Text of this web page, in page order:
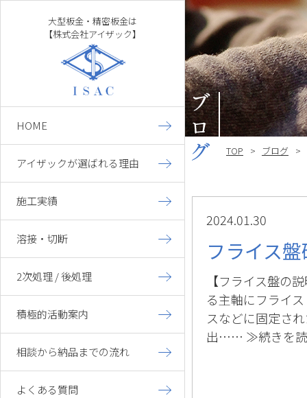
大型板金・精密板金は
【株式会社アイザック】
HOME
アイザックが選ばれる理由
施工実績
溶接・切断
2次処理 / 後処理
積極的活動案内
相談から納品までの流れ
よくある質問
TOP ブログ
2024.01.30
フライス
【フライス盤の
る主軸にフライ
スなどに固定さ
出…… ≫続きを